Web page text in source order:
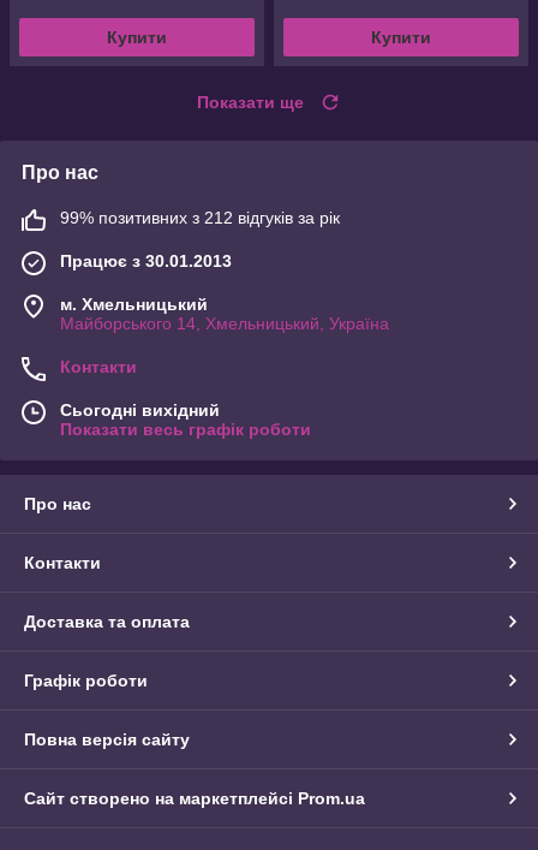
Купити Купити
Показати ще
Про нас
99% позитивних з 212 відгуків за рік
Працює з 30.01.2013
м. Хмельницький
Майборського 14, Хмельницький, Україна
Контакти
Сьогодні вихідний
Показати весь графік роботи
Про нас
Контакти
Доставка та оплата
Графік роботи
Повна версія сайту
Сайт створено на маркетплейсі Prom.ua